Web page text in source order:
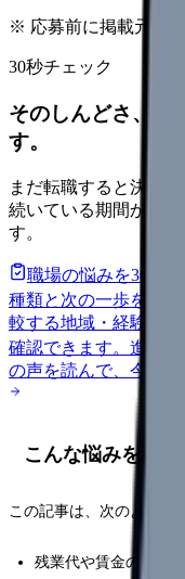
※ 応募前に掲載元の
30秒チェック
そのしんどさ、転
す。
まだ転職すると決め
続いている期間から
す。
職場の悩みを30秒で
種類と次の一歩を整理
較する地域・経験年
確認できます。 進む
の声を読んで、今の職
こんな悩みを持つ
この記事は、次のような
残業代や賃金の未払